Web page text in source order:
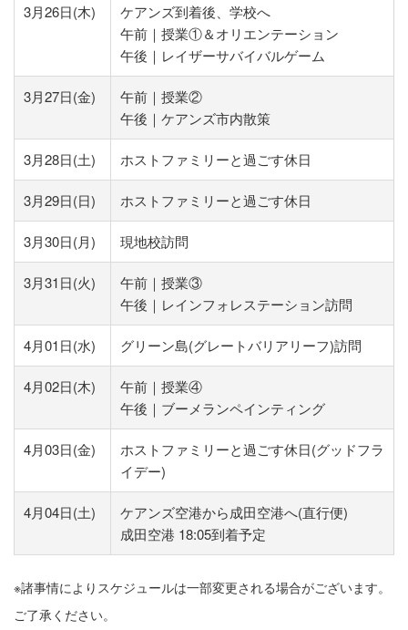
3月26日(木)
ケアンズ到着後、学校へ
午前｜授業①＆オリエンテーション
午後｜レイザーサバイバルゲーム
3月27日(金)
午前｜授業②
午後｜ケアンズ市内散策
3月28日(土) ホストファミリーと過ごす休日
3月29日(日) ホストファミリーと過ごす休日
3月30日(月) 現地校訪問
3月31日(火)
午前｜授業③
午後｜レインフォレステーション訪問
4月01日(水) グリーン島(グレートバリアリーフ)訪問
4月02日(木)
午前｜授業④
午後｜ブーメランペインティング
4月03日(金)
ホストファミリーと過ごす休日(グッドフラ
イデー)
4月04日(土)
ケアンズ空港から成田空港へ(直行便)
成田空港 18:05到着予定
※諸事情によりスケジュールは一部変更される場合がございます。
ご了承ください。